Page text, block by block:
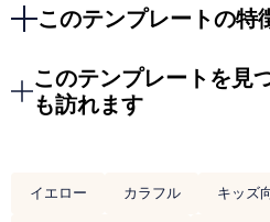
このテンプレートの特
このテンプレートを見
も訪れます
イエロー カラフル キッズ